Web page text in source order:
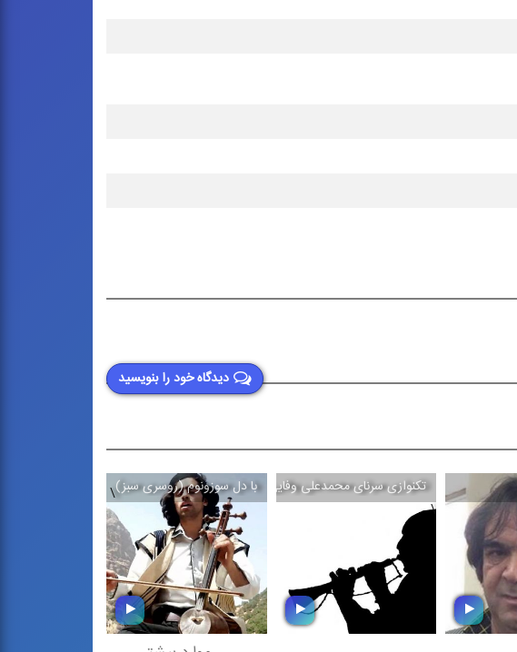
دیدگاه خود را بنویسید
تکنوازی سرنای محمدعلی وفایی
\
با دل سوزونوم (روسری سبز)\